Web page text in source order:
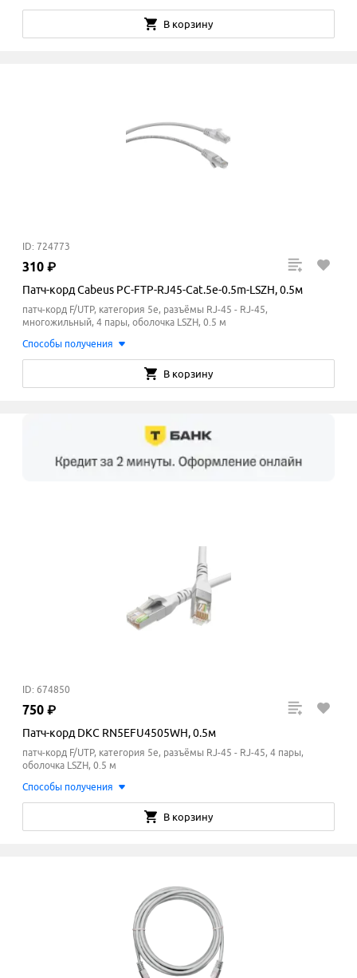
В корзину
ID: 724773
310 ₽
Патч-корд Cabeus PC-FTP-RJ45-Cat.5e-0.5m-LSZH, 0.5м
патч-корд F/UTP, категория 5e, разъёмы RJ-45 - RJ-45,
многожильный, 4 пары, оболочка LSZH, 0.5 м
Способы получения
В корзину
ID: 674850
750 ₽
Патч-корд DKC RN5EFU4505WH, 0.5м
патч-корд F/UTP, категория 5e, разъёмы RJ-45 - RJ-45, 4 пары,
оболочка LSZH, 0.5 м
Способы получения
В корзину